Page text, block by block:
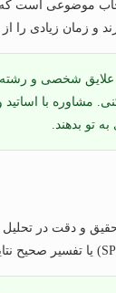
موضوعی است که
و زمان زیادی را
علایق شخصی و
کنی. مشاوره با
تو بدهند.
و دقت در